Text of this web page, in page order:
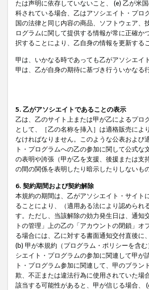
たは声明に依存していないこと、 (e) 乙が米
科されている場合、乙はアソシエイト・プロ
国の法律と同じ内容の商品、ソフトウェア
ログラムに関して提供する情報が常に正確
択することにより、乙自身の情報を更新する
甲は、いかなる時であっても乙がアソシエイ
甲は、乙が自身の期待に基づき行ういかなる
5. 乙がアソシエイトであることの表示
乙は、乙のサイト上または甲が乙によるプロ
として、［乙の名称を挿入］は適格販売に
なければなりません。このような公表およ
ト・プログラムへの乙の参加に関して公式
の表明や誇張（甲が乙を支援、後援または支
の間の関係を表明したり暗示したりしないも
6. 契約期間および契約解除
本規約の期間は、乙がアソシエイト・サイト
ることにより、（適用ある法により認めら
す。ただし、当該解除の効力発生日は、通知
トの管理」上の乙の「アカウントの閉鎖」
る場合には、乙に対する書面通知交付直後に
(b) 甲が本規約（プログラム・ポリシーを含
シエイト・プログラムの参加に関連して甲
ト・プログラム参加に関連して、甲のブラ
欺、不正または違法行為に使用されていた場
該当する可能性があると、甲が信じる場合、